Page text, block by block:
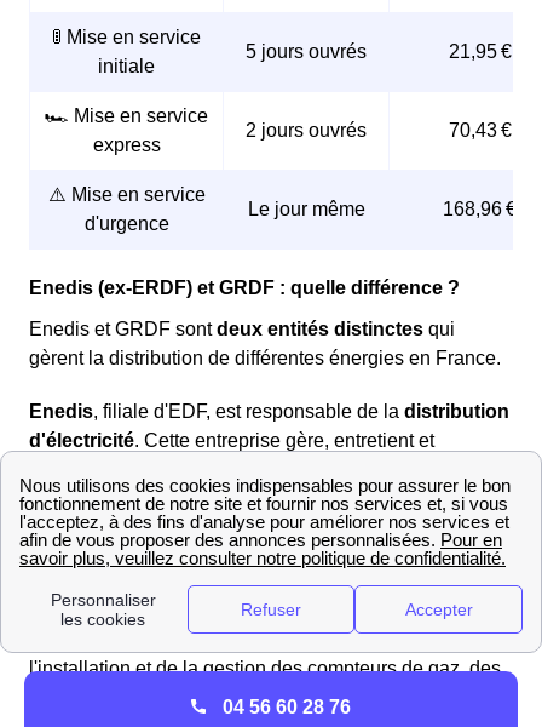
🚦 Mise en service
initiale
5 jours ouvrés 21,95 €
🏎️ Mise en service
express
2 jours ouvrés 70,43 €
⚠️ Mise en service
d'urgence
Le jour même 168,96 €
Enedis (ex-ERDF) et GRDF : quelle différence ?
Enedis et GRDF sontdeux entités distinctes qui
gèrent la distribution de différentes énergies en France.
Enedis, filiale d'EDF, est responsable de la distribution
d'électricité. Cette entreprise gère, entretient et
compteurs, des relevés de consommation, des
raccordements et du dépannage en cas de coupure.
, quant à elle, est une filiale d'Engie et se charge
de ladistribution de gaz naturel
. Son rôle est similaire
à celui d'Enedis, mais pour le gaz. GRDF s'occupe de
l'installation et de la gestion des compteurs de gaz, des
relevés de consommation, des raccordements et des
04 56 60 28 76